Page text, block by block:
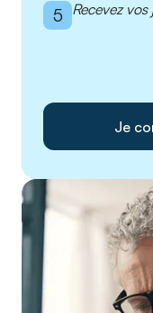
5 Recevez
Je